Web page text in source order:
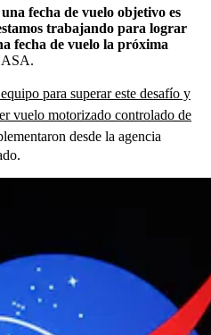
fecha de vuelo objetivo es
trabajando para lograr
fecha de vuelo la próxima
para superar este desafío y
vuelo motorizado controlado de
desde la agencia